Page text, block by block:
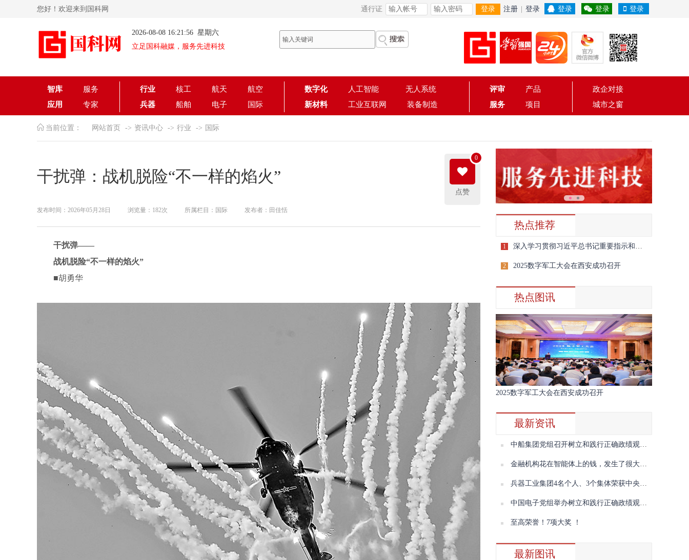
您好！欢迎来到国科网 通行证 登录 注册 登录 登录 登录 登录
2026-08-08 16:21:56 星期六
立足国科融媒，服务先进科技
智库
服务
应用
专家
行业 核工 航天
航空
兵器
船舶 电子 国际
数字化 人工智能
无人系统
新材料
工业互联网 装备制造
评审
产品
服务
项目
政企对接
城市之窗
当前位置： 网站首页 资讯中心 行业 国际
干扰弹：战机脱险“不一样的焰火”
点赞
0
发布时间：2026年05月28日 浏览量：182次 所属栏目：国际 发布者：田佳恬
干扰弹——
战机脱险“不一样的焰火”
■胡勇华
热点推荐
1 深入学习贯彻习近平总书记重要指示和全国宣传思想文化工作会议精神
2 2025数字军工大会在西安成功召开
热点图讯
2025数字军工大会在西安成功召开
最新资讯
中船集团党组召开树立和践行正确政绩观学习教育第三期读书班暨理论学习中心组2026年第七次学习会议
金融机构花在智能体上的钱，发生了很大变化
兵器工业集团4名个人、3个集体荣获中央企业“两优一先”表彰
中国电子党组举办树立和践行正确政绩观学习教育读书班（第三期）暨理论学习中心组学习会议
至高荣誉！7项大奖 ！
最新图讯